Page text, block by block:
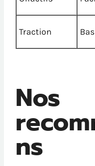
Traction
Nos
ns